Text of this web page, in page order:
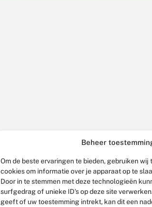
Beheer
Om de beste ervaringen te bieden, gebruiken
cookies om informatie over je apparaat op te
Door in te stemmen met deze technologieën
surfgedrag of unieke ID's op deze site
geeft of uw toestemming intrekt, kan dit een